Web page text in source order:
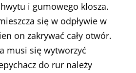
i gumowego klosza.
się w odpływie w
on zakrywać cały otwór.
musi się wytworzyć
do rur należy